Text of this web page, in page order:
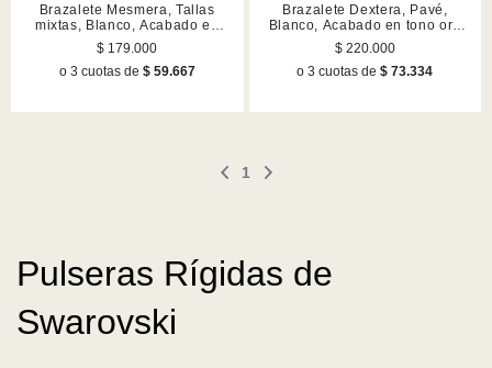
Brazalete Mesmera, Tallas
mixtas, Blanco, Acabado en
rodio
$ 179.000
o 3 cuotas de $ 59.667
Brazalete Dextera, Pavé,
Blanco, Acabado en tono oro
rosa
$ 220.000
o 3 cuotas de$ 73.334
1
Pulseras Rígidas de
Swarovski